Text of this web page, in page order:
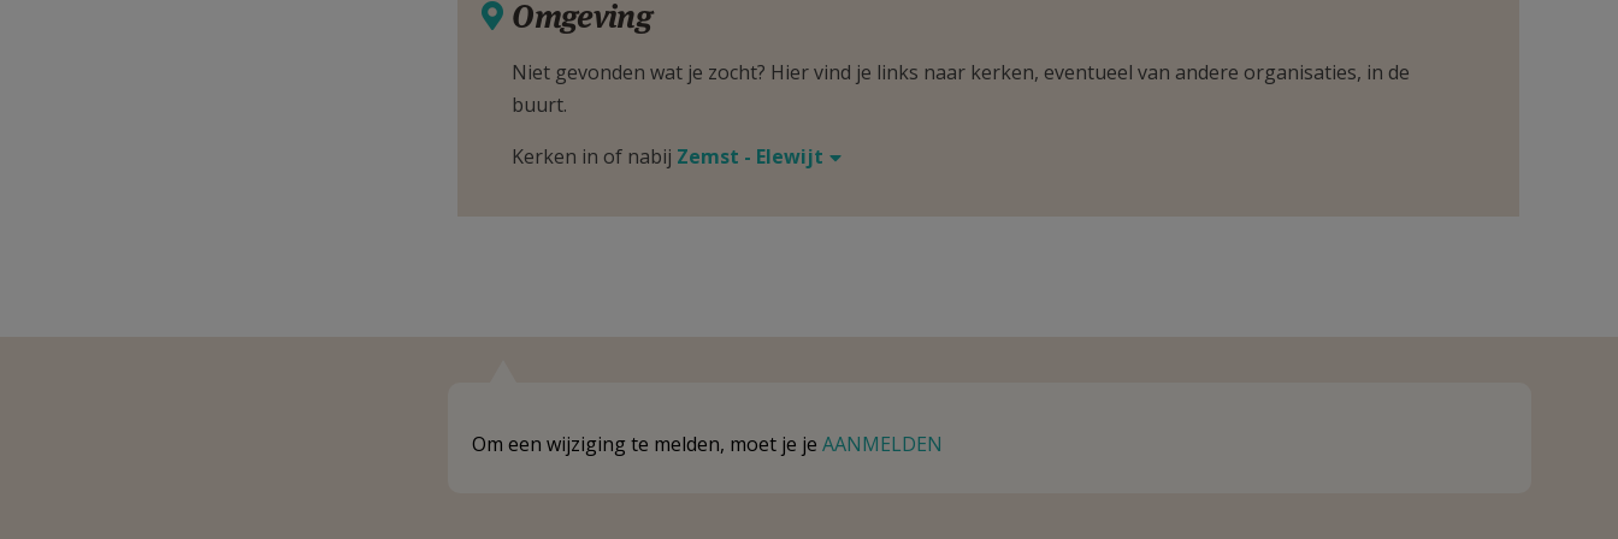
Omgeving
Niet gevonden wat je zocht? Hier vind je links naar kerken, eventueel van andere organisaties, in de
buurt.
Kerken in of nabij Zemst - Elewijt
Om een wijziging te melden, moet je je AANMELDEN